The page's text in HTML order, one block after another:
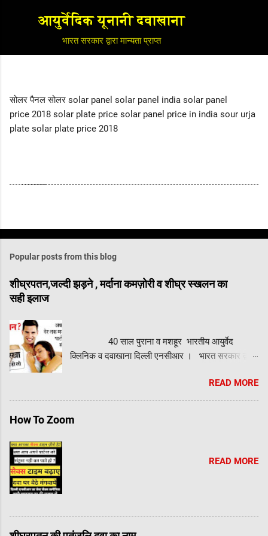
Skip to main content
आयुर्वेदिक यूनानी दवाखाना
भारत सरकार द्वारा मान्यता प्राप्त
सोलर पैनल सोलर solar panel solar panel india solar panel
price 2018 solar plate price solar panel price in india sour urja
plate solar plate price 2018
Popular posts from this blog
शीघ्रपतन,जल्दी झड़ने , मर्दाना कमज़ोरी व शीघ्र स्खलन का
सही इलाज
40 साल पुराना व मशहूर भारतीय आयुर्वेद
क्लिनिक व दवाखाना दिल्ली एनसीआर । भारत सरकार द्वारा
Ayurvedic Unani Dawakhana Delhi बात करने लिए
नीचे व्हाट्सप्प पर क्लिक कीजिये दिल्ली एनसीआर के मशहूर
भेजिए। आपको 1 घंटे के अंदर अंदर जवाब मिल जायेगा।
सम्पर्क न करे क्योंकि लिंग किसी दवा या तेल से लम्बा नहीं होता
READ MORE
How To Zoom
READ MORE